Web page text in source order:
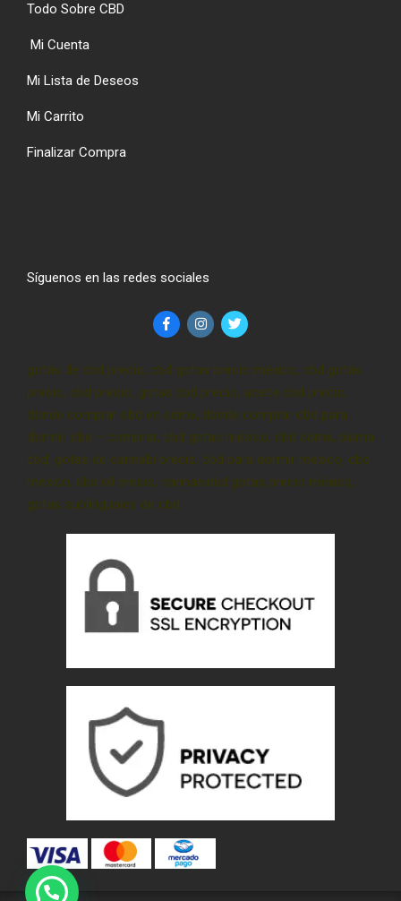
Todo Sobre CBD
Mi Cuenta
Mi Lista de Deseos
Mi Carrito
Finalizar Compra
Síguenos en las redes sociales
gotas de cbd precio, cbd gotas precio méxico, cbd gotas
precio, cbd precio, gotas cbd precio, aceite cbd precio,
donde comprar cbd en cdmx, donde comprar cbd para
dormir, cbd – comprar, cbd gotas méxico, cbd cdmx, pluma
cbd, gotas de cannabi precio, cbd para dormir méxico, cbd
mexico, cbd oil precio, cannabidiol gotas precio méxico,
gotas sublinguales de cbd